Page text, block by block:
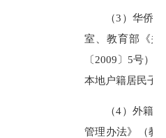
（3）华侨子
室、教育部《关
〔2009〕5号）
本地户籍居民子
（4）外籍学
管理办法》（教